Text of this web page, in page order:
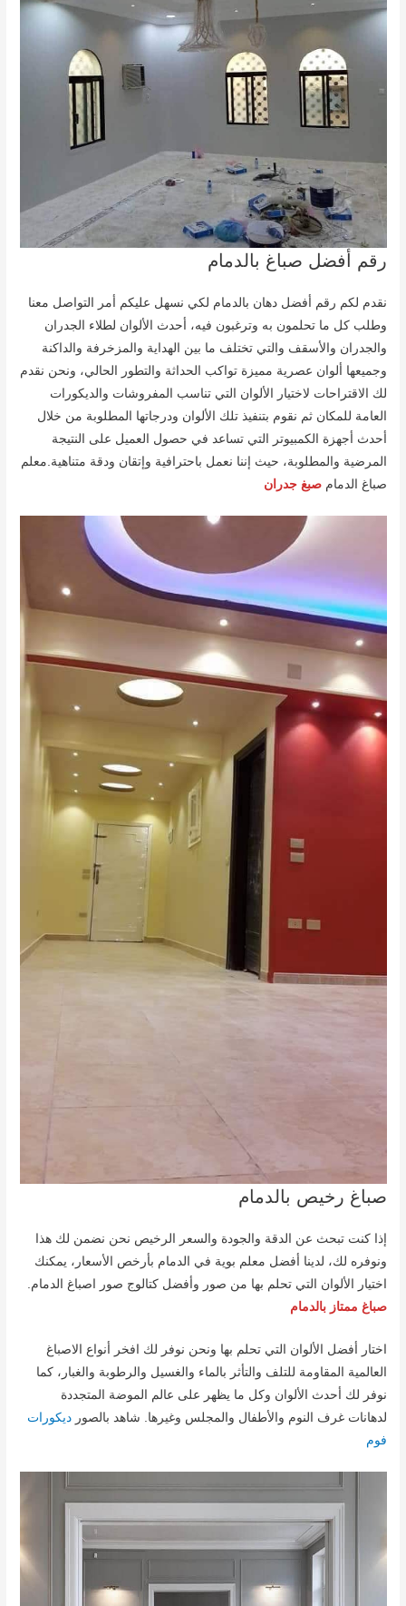
رقم أفضل صباغ بالدمام
نقدم لكم رقم أفضل دهان بالدمام لكي نسهل عليكم أمر التواصل معنا
وطلب كل ما تحلمون به وترغبون فيه، أحدث الألوان لطلاء الجدران
والجدران والأسقف والتي تختلف ما بين الهداية والمزخرفة والداكنة
وجميعها ألوان عصرية مميزة تواكب الحداثة والتطور الحالي، ونحن نقدم
لك الاقتراحات لاختيار الألوان التي تناسب المفروشات والديكورات
العامة للمكان ثم نقوم بتنفيذ تلك الألوان ودرجاتها المطلوبة من خلال
أحدث أجهزة الكمبيوتر التي تساعد في حصول العميل على النتيجة
المرضية والمطلوبة، حيث إننا نعمل باحترافية وإتقان ودقة متناهية.معلم
صباغ الدمامصبغ جدران
صباغ رخيص بالدمام
إذا كنت تبحث عن الدقة والجودة والسعر الرخيص نحن نضمن لك هذا
ونوفره لك، لدينا أفضل معلم بوية في الدمام بأرخص الأسعار، يمكنك
اختيار الألوان التي تحلم بها من صور وأفضل كتالوج صور اصباغ الدمام.
صباغ ممتاز بالدمام
اختار أفضل الألوان التي تحلم بها ونحن نوفر لك افخر أنواع الاصباغ
العالمية المقاومة للتلف والتأثر بالماء والغسيل والرطوبة والغبار، كما
نوفر لك أحدث الألوان وكل ما يظهر على عالم الموضة المتجددة
لدهانات غرف النوم والأطفال والمجلس وغيرها. شاهد بالصور ديكورات
فوم